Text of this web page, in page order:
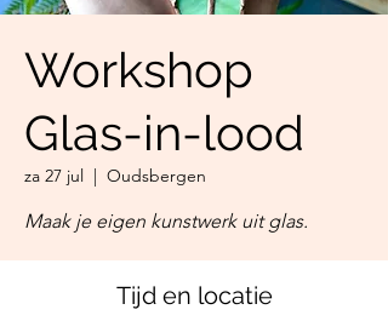
Workshop
Glas-in-lood
za 27 jul
  |
Oudsbergen
Maak je eigen kunstwerk uit glas.
Tijd en locatie